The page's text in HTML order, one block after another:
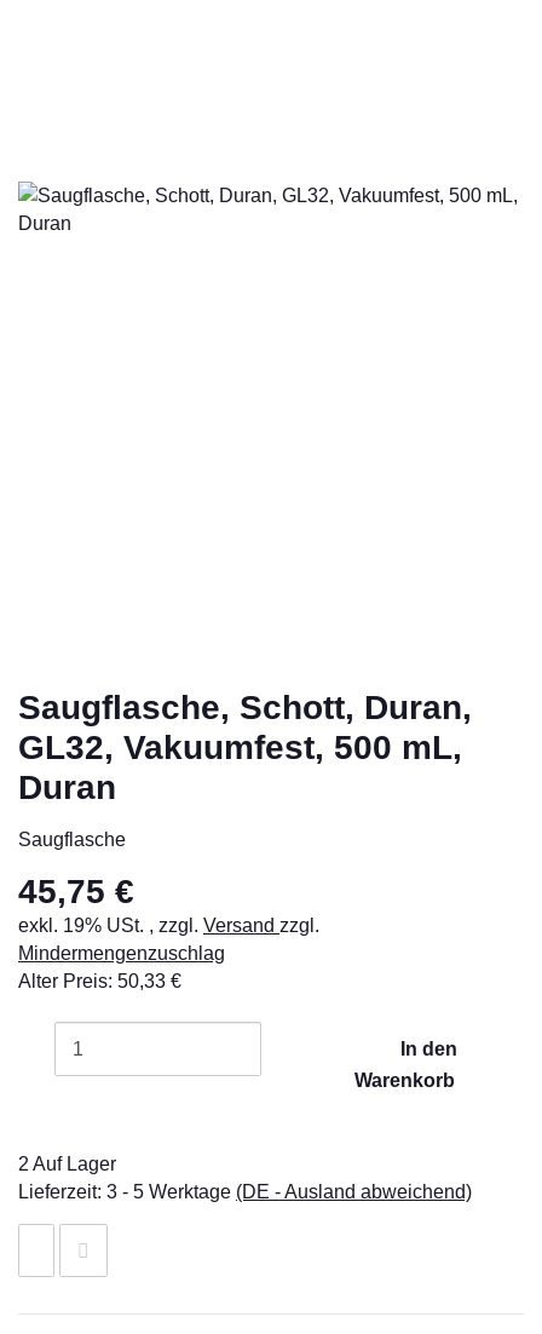
Saugflasche, Schott, Duran,
GL32, Vakuumfest, 500 mL,
Duran
Saugflasche
45,75 €
exkl. 19% USt. , zzgl. Versand zzgl.
Mindermengenzuschlag
Alter Preis: 50,33 €
In den
Warenkorb
2 Auf Lager
Lieferzeit: 3 - 5 Werktage (DE - Ausland abweichend)